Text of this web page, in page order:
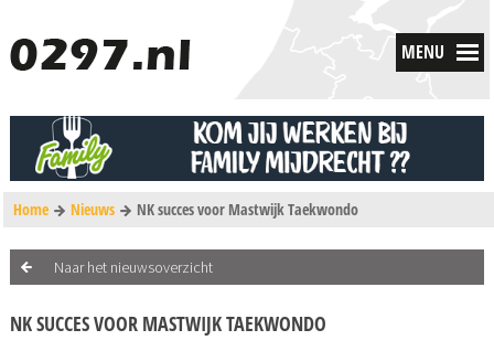
MENU
Home Nieuws NK succes voor Mastwijk Taekwondo
Naar het nieuwsoverzicht
NK SUCCES VOOR MASTWIJK TAEKWONDO